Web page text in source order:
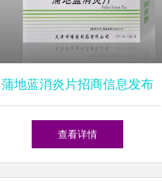
蒲地蓝消炎片招商信息发布
——济南海天医药科技诚邀药
查看详情